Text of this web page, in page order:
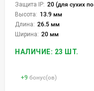
Защита IP: 20 (для сухих пом.)
Высота: 13.9 мм
Длина: 26.5 мм
Ширина: 20 мм
НАЛИЧИЕ: 23 ШТ.
+9 бонус(ов)